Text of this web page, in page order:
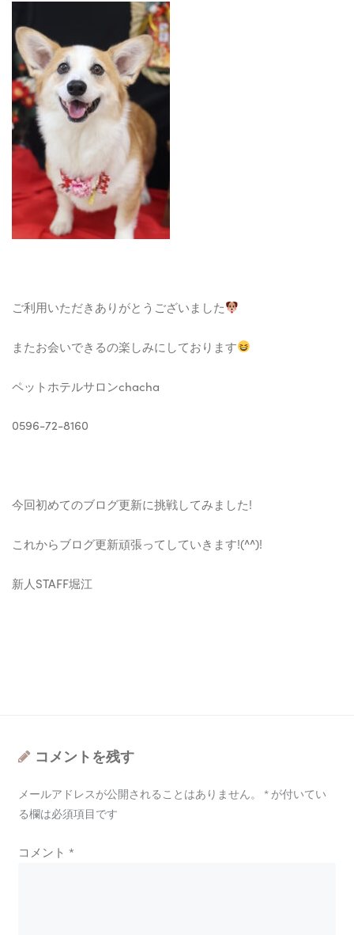
ご利用いただきありがとうございました
またお会いできるの楽しみにしております
ペットホテルサロンchacha
0596-72-8160
今回初めてのブログ更新に挑戦してみました!
これからブログ更新頑張ってしていきます!(^^)!
新人STAFF堀江
コメントを残す
メールアドレスが公開されることはありません。 *が付いてい
る欄は必須項目です
コメント *